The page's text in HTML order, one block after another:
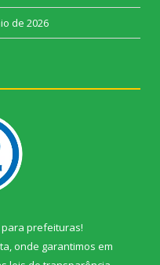
de 2026
para prefeituras!
onde garantimos em